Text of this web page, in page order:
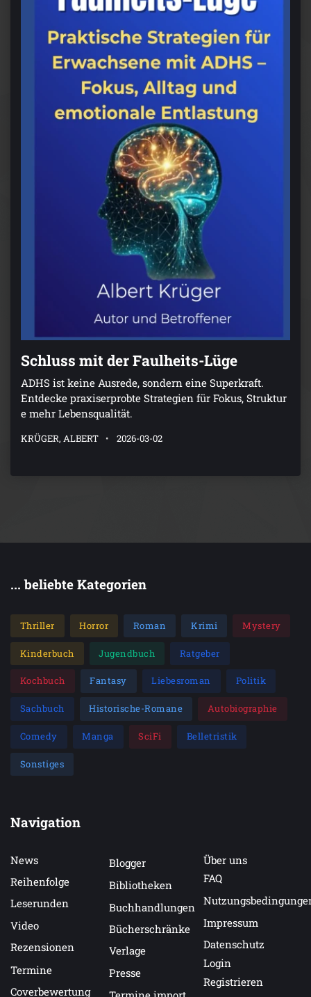
Schluss mit der Faulheits-Lüge
ADHS ist keine Ausrede, sondern eine Superkraft.
Entdecke praxiserprobte Strategien für Fokus, Struktur
e mehr Lebensqualität.
KRÜGER, ALBERT 2026-03-02
... beliebte Kategorien
Thriller Horror Roman Krimi Mystery
Kinderbuch Jugendbuch Ratgeber
Kochbuch Fantasy Liebesroman Politik
Sachbuch Historische-Romane Autobiographie
Comedy Manga SciFi Belletristik
Sonstiges
Navigation
News
Reihenfolge
Leserunden
Video
Rezensionen
Termine
Coverbewertung
Blogger
Bibliotheken
Buchhandlungen
Bücherschränke
Verlage
Presse
Über uns
FAQ
Impressum
Datenschutz
Login
Registrieren